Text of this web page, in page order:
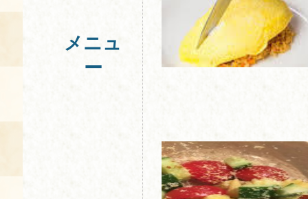
メニュ
ー